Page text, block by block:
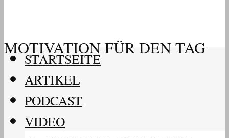
MOTIVATION FÜR DEN TAG
STARTSEITE
ARTIKEL
PODCAST
VIDEO